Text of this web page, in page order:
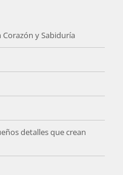
Corazón y Sabiduría
detalles que crean